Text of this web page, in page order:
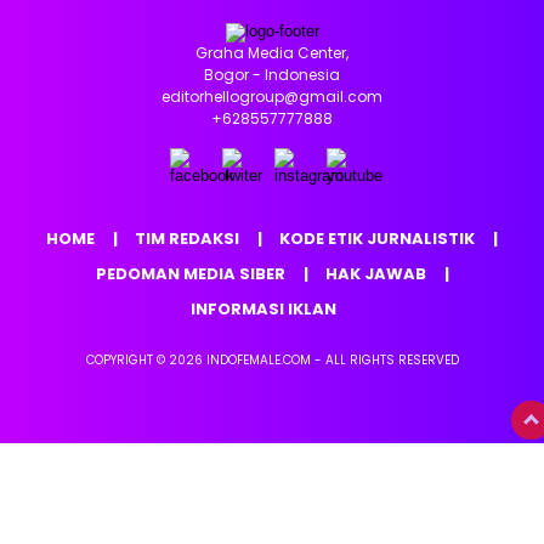
Graha Media Center,
Bogor - Indonesia
editorhellogroup@gmail.com
+628557777888
HOME TIM REDAKSI
KODE ETIK JURNALISTIK
PEDOMAN MEDIA SIBER
HAK JAWAB
INFORMASI IKLAN
COPYRIGHT © 2026 INDOFEMALE.COM - ALL RIGHTS RESERVED